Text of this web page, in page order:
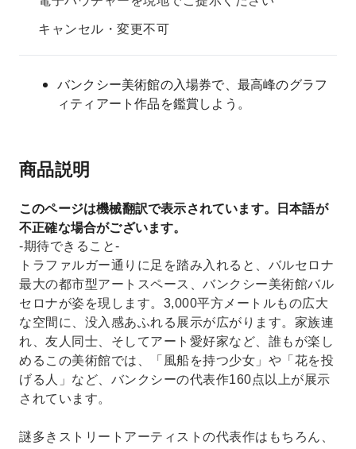
キャンセル・変更不可
バンクシー美術館の入場券で、最高峰のグラフ
ィティアート作品を鑑賞しよう。
商品説明
このページは機械翻訳で表示されています。日本語が
不正確な場合がございます。
-期待できること-
トラファルガー通りに足を踏み入れると、バルセロナ
最大の都市型アートスペース、バンクシー美術館バル
セロナが姿を現します。3,000平方メートルもの広大
な空間に、没入感あふれる展示が広がります。家族連
れ、友人同士、そしてアート愛好家など、誰もが楽し
めるこの美術館では、「風船を持つ少女」や「花を投
げる人」など、バンクシーの代表作160点以上が展示
されています。
謎多きストリートアーティストの代表作はもちろん、